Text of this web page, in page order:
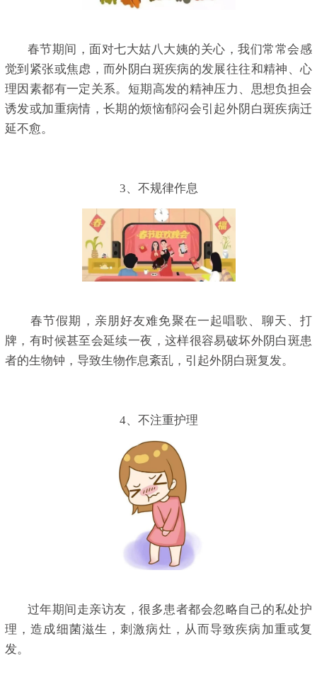
春节期间，面对七大姑八大姨的关心，我们常常会感
觉到紧张或焦虑，而外阴白斑疾病的发展往往和精神、心
理因素都有一定关系。短期高发的精神压力、思想负担会
诱发或加重病情，长期的烦恼郁闷会引起外阴白斑疾病迁
延不愈。
3、不规律作息
春节假期，亲朋好友难免聚在一起唱歌、聊天、打
牌，有时候甚至会延续一夜，这样很容易破坏外阴白斑患
者的生物钟，导致生物作息紊乱，引起外阴白斑复发。
4、不注重护理
过年期间走亲访友，很多患者都会忽略自己的私处护
理，造成细菌滋生，刺激病灶，从而导致疾病加重或复
发。